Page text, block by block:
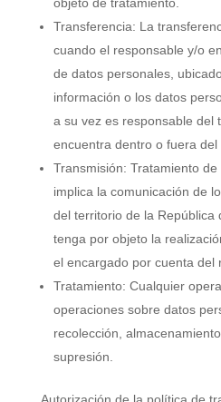
Transferencia: La
cuando el responsable y/o
de datos personales,
información o los datos
a su vez es responsable del
encuentra dentro o fuera del
Transmisión: Tratamiento
implica la comunicación de
del territorio de la República
tenga por objeto la
el encargado por cuenta del
Tratamiento: Cualquier
operaciones sobre datos
recolección,
supresión.